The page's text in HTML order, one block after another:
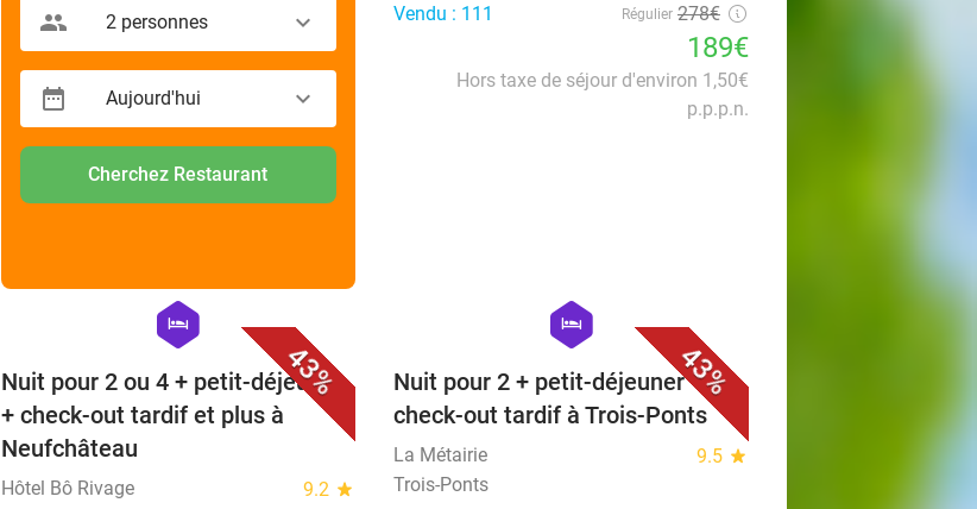
2 personnes
Aujourd'hui
Cherchez Restaurant
Vendu : 111
Régulier 278€
189€
Hors taxe de séjour d'environ 1,50€
p.p.p.n.
43%
favorite_border
hexagon
hotel
Nuit pour 2 ou 4 + petit-déjeuner
+ check-out tardif et plus à
Neufchâteau
Hôtel Bô Rivage 9.2 star
43%
hexagon
hotel
Nuit pour 2 + petit-déjeuner +
check-out tardif à Trois-Ponts
La Métairie 9.5 star
Trois-Ponts